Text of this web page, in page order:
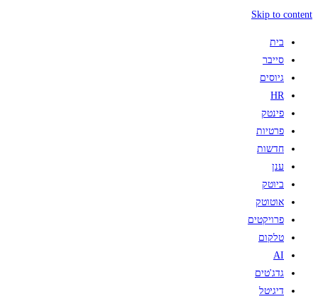
Skip to content
בית
סייבר
גיוסים
HR
פינטק
פרטיות
חדשות
ענן
ביוטק
אוטוטק
פרויקטים
טלקום
AI
גדג'טים
דיגיטל